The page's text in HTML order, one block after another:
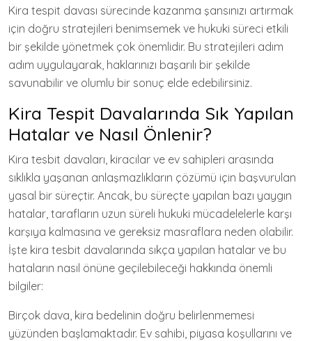
Kira tespit davası sürecinde kazanma şansınızı artırmak
için doğru stratejileri benimsemek ve hukuki süreci etkili
bir şekilde yönetmek çok önemlidir. Bu stratejileri adım
adım uygulayarak, haklarınızı başarılı bir şekilde
savunabilir ve olumlu bir sonuç elde edebilirsiniz.
Kira Tespit Davalarında Sık Yapılan
Hatalar ve Nasıl Önlenir?
Kira tesbit davaları, kiracılar ve ev sahipleri arasında
sıklıkla yaşanan anlaşmazlıkların çözümü için başvurulan
yasal bir süreçtir. Ancak, bu süreçte yapılan bazı yaygın
hatalar, tarafların uzun süreli hukuki mücadelelerle karşı
karşıya kalmasına ve gereksiz masraflara neden olabilir.
İşte kira tesbit davalarında sıkça yapılan hatalar ve bu
hataların nasıl önüne geçilebileceği hakkında önemli
bilgiler:
Birçok dava, kira bedelinin doğru belirlenmemesi
yüzünden başlamaktadır. Ev sahibi, piyasa koşullarını ve